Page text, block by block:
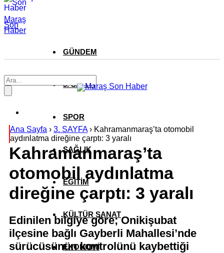
Maraş
Son
Haber
GÜNDEM
3. SAYFA
SPOR
SAĞLIK
EĞİTİM
KÜLTÜR SANAT
EKONOMİ
Ana Sayfa › 3. SAYFA› Kahramanmaraş’ta otomobil
aydınlatma direğine çarptı: 3 yaralı
Kahramanmaraş’ta
otomobil aydınlatma
direğine çarptı: 3 yaralı
Edinilen bilgiye göre; Onikişubat
ilçesine bağlı Gayberli Mahallesi’nde
sürücüsünün kontrolünü kaybettiği